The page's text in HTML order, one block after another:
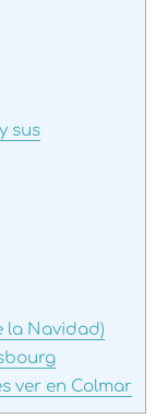
sus
la Navidad)
ver en Colmar